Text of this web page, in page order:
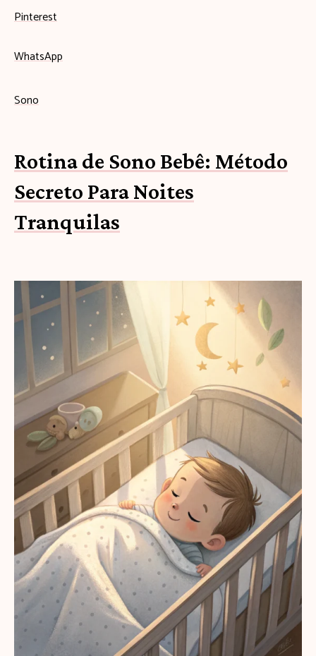
Pinterest
WhatsApp
Sono
Rotina de Sono Bebê: Método
Secreto Para Noites
Tranquilas